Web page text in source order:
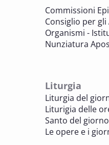
di culto
BENI CULTURALI E
BENI CULTURALI E
8 OTTOBRE 2025
Incontro online dei
Commissioni
Consiglio per
Organismi -
Nunziatura
Liturgia
Liturgia del
Liturigia delle
Santo del giorno
Le opere e i